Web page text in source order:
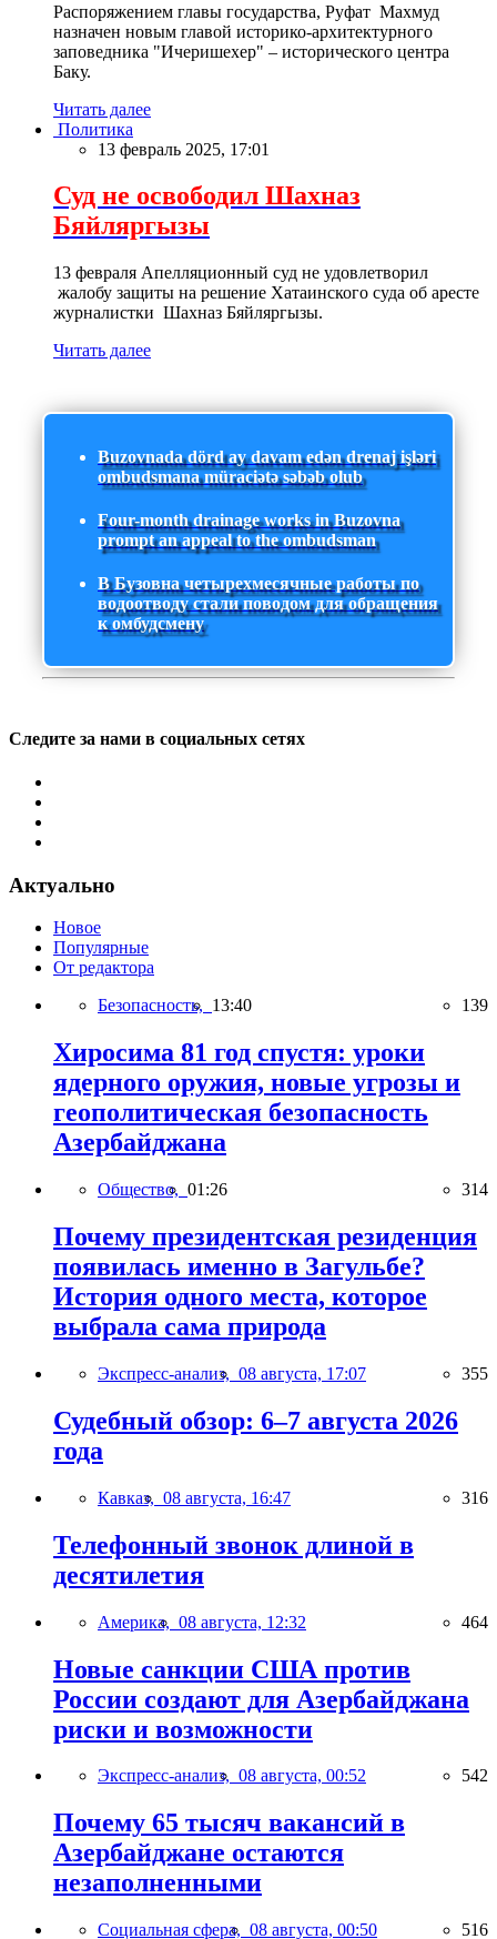
Распоряжением главы государства, Руфат Махмуд
назначен новым главой историко-архитектурного
заповедника "Ичеришехер" – исторического центра
Баку.
Читать далее
Политика
13 февраль 2025, 17:01
Суд не освободил Шахназ
Бяйляргызы
13 февраля Апелляционный суд не удовлетворил
жалобу защиты на решение Хатаинского суда об аресте
журналистки Шахназ Бяйляргызы.
Читать далее
Buzovnada dörd ay davam edən drenaj işləri
ombudsmana müraciətə səbəb olub
Four-month drainage works in Buzovna
prompt an appeal to the ombudsman
В Бузовна четырехмесячные работы по
водоотводу стали поводом для обращения
к омбудсмену
Следите за нами в социальных сетях
Актуально
Новое
Популярные
От редактора
Безопасность, 13:40 139
Хиросима 81 год спустя: уроки
ядерного оружия, новые угрозы и
геополитическая безопасность
Азербайджана
Общество, 01:26 314
Почему президентская резиденция
появилась именно в Загульбе?
История одного места, которое
выбрала сама природа
Экспресс-анализ, 08 августа, 17:07 355
Судебный обзор: 6–7 августа 2026
года
Кавказ, 08 августа, 16:47 316
Телефонный звонок длиной в
десятилетия
Америка, 08 августа, 12:32 464
Новые санкции США против
России создают для Азербайджана
риски и возможности
Экспресс-анализ, 08 августа, 00:52 542
Почему 65 тысяч вакансий в
Азербайджане остаются
незаполненными
Социальная сфера, 08 августа, 00:50 516